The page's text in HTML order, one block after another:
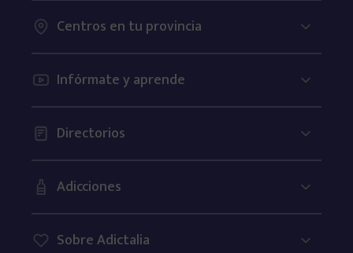
Centros en tu provincia
Infórmate y aprende
Directorios
Adicciones
Sobre Adictalia